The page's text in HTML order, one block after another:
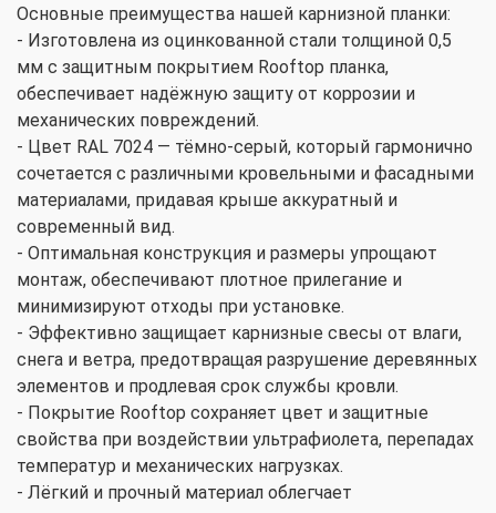
Основные преимущества нашей карнизной планки:
- Изготовлена из оцинкованной стали толщиной 0,5
мм с защитным покрытием Rooftop планка,
обеспечивает надёжную защиту от коррозии и
механических повреждений.
- Цвет RAL 7024 — тёмно-серый, который гармонично
сочетается с различными кровельными и фасадными
материалами, придавая крыше аккуратный и
современный вид.
- Оптимальная конструкция и размеры упрощают
монтаж, обеспечивают плотное прилегание и
минимизируют отходы при установке.
- Эффективно защищает карнизные свесы от влаги,
снега и ветра, предотвращая разрушение деревянных
элементов и продлевая срок службы кровли.
- Покрытие Rooftop сохраняет цвет и защитные
свойства при воздействии ультрафиолета, перепадах
температур и механических нагрузках.
- Лёгкий и прочный материал облегчает